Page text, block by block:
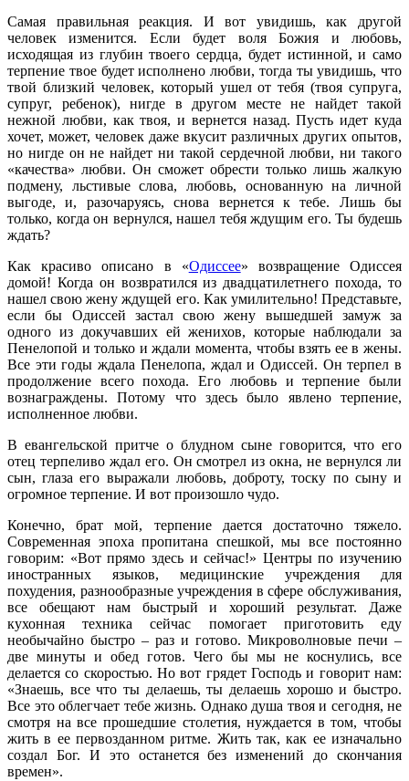
Самая правильная реакция. И вот увидишь, как другой
человек изменится. Если будет воля Божия и любовь,
исходящая из глубин твоего сердца, будет истинной, и само
терпение твое будет исполнено любви, тогда ты увидишь, что
твой близкий человек, который ушел от тебя (твоя супруга,
супруг, ребенок), нигде в другом месте не найдет такой
нежной любви, как твоя, и вернется назад. Пусть идет куда
хочет, может, человек даже вкусит различных других опытов,
но нигде он не найдет ни такой сердечной любви, ни такого
«качества» любви. Он сможет обрести только лишь жалкую
подмену, льстивые слова, любовь, основанную на личной
выгоде, и, разочаруясь, снова вернется к тебе. Лишь бы
только, когда он вернулся, нашел тебя ждущим его. Ты будешь
ждать?
Как красиво описано в «Одиссее» возвращение Одиссея
домой! Когда он возвратился из двадцатилетнего похода, то
нашел свою жену ждущей его. Как умилительно! Представьте,
если бы Одиссей застал свою жену вышедшей замуж за
одного из докучавших ей женихов, которые наблюдали за
Пенелопой и только и ждали момента, чтобы взять ее в жены.
Все эти годы ждала Пенелопа, ждал и Одиссей. Он терпел в
продолжение всего похода. Его любовь и терпение были
вознаграждены. Потому что здесь было явлено терпение,
исполненное любви.
В евангельской притче о блудном сыне говорится, что его
отец терпеливо ждал его. Он смотрел из окна, не вернулся ли
сын, глаза его выражали любовь, доброту, тоску по сыну и
огромное терпение. И вот произошло чудо.
Конечно, брат мой, терпение дается достаточно тяжело.
Современная эпоха пропитана спешкой, мы все постоянно
говорим: «Вот прямо здесь и сейчас!» Центры по изучению
иностранных языков, медицинские учреждения для
похудения, разнообразные учреждения в сфере обслуживания,
все обещают нам быстрый и хороший результат. Даже
кухонная техника сейчас помогает приготовить еду
необычайно быстро – раз и готово. Микроволновые печи –
две минуты и обед готов. Чего бы мы не коснулись, все
делается со скоростью. Но вот грядет Господь и говорит нам:
«Знаешь, все что ты делаешь, ты делаешь хорошо и быстро.
Все это облегчает тебе жизнь. Однако душа твоя и сегодня, не
смотря на все прошедшие столетия, нуждается в том, чтобы
жить в ее первозданном ритме. Жить так, как ее изначально
создал Бог. И это останется без изменений до скончания
времен».